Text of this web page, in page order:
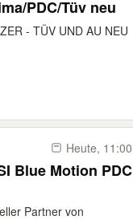
PDC/Tüv neu
- TÜV UND AU NEU
Heute, 11:00
Blue Motion PDC
Partner von